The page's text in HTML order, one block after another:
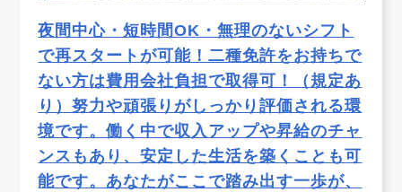
夜間中心・短時間OK・無理のないシフト
で再スタートが可能！二種免許をお持ちで
ない方は費用会社負担で取得可！（規定あ
り）努力や頑張りがしっかり評価される環
境です。働く中で収入アップや昇給のチャ
ンスもあり、安定した生活を築くことも可
能です。あなたがここで踏み出す一歩が、